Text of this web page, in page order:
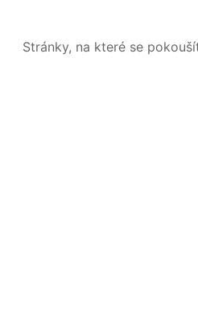
Stránky, na které se